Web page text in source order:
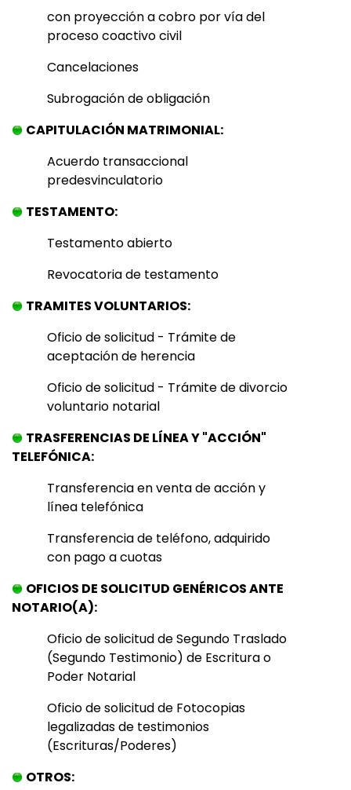
con proyección a cobro por vía del
proceso coactivo civil
Cancelaciones
Subrogación de obligación
CAPITULACIÓN MATRIMONIAL:
Acuerdo transaccional
predesvinculatorio
TESTAMENTO:
Testamento abierto
Revocatoria de testamento
TRAMITES VOLUNTARIOS:
Oficio de solicitud - Trámite de
aceptación de herencia
Oficio de solicitud - Trámite de divorcio
voluntario notarial
TRASFERENCIAS DE LÍNEA Y "ACCIÓN"
TELEFÓNICA:
Transferencia en venta de acción y
línea telefónica
Transferencia de teléfono, adquirido
con pago a cuotas
OFICIOS DE SOLICITUD GENÉRICOS ANTE
NOTARIO(A):
Oficio de solicitud de Segundo Traslado
(Segundo Testimonio) de Escritura o
Poder Notarial
Oficio de solicitud de Fotocopias
legalizadas de testimonios
(Escrituras/Poderes)
OTROS: